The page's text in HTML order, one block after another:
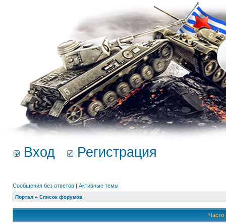
Вход Регистрация
Сообщения без ответов | Активные темы
Портал » Список форумов